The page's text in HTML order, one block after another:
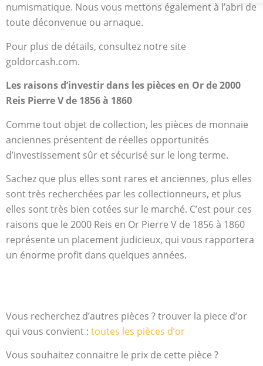
numismatique. Nous vous mettons également à l’abri de
toute déconvenue ou arnaque.
Pour plus de détails, consultez notre site
goldorcash.com.
Les raisons d’investir dans les pièces en Or de 2000
Reis Pierre V de 1856 à 1860
Comme tout objet de collection, les pièces de monnaie
anciennes présentent de réelles opportunités
d’investissement sûr et sécurisé sur le long terme.
Sachez que plus elles sont rares et anciennes, plus elles
sont très recherchées par les collectionneurs, et plus
elles sont très bien cotées sur le marché. C’est pour ces
raisons que le 2000 Reis en Or Pierre V de 1856 à 1860
représente un placement judicieux, qui vous rapportera
un énorme profit dans quelques années.
Vous recherchez d’autres pièces ? trouver la piece d’or
qui vous convient : toutes les pièces d’or
Vous souhaitez connaitre le prix de cette pièce ?